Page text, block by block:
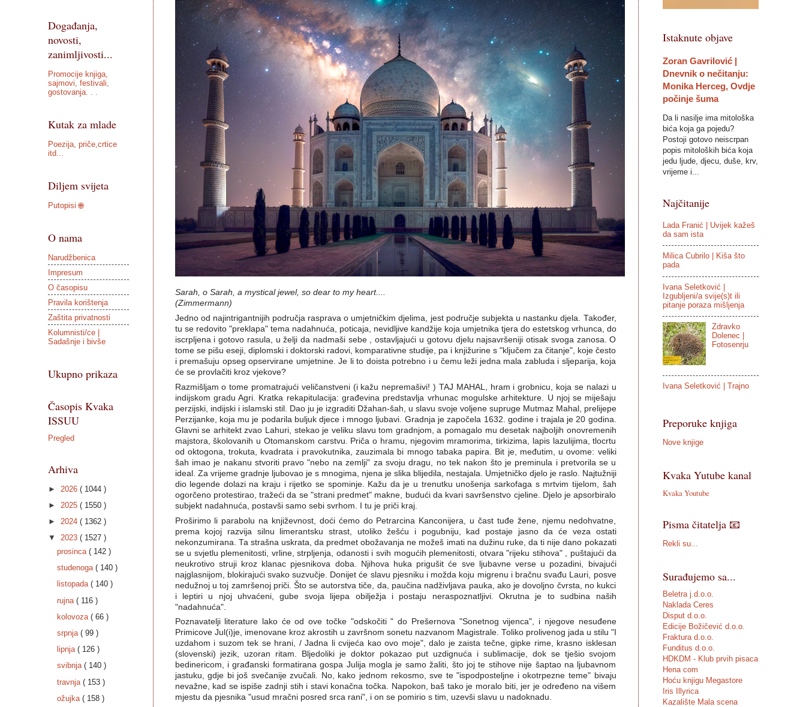
Sarah, o Sarah, a mystical jewel, so dear to my heart....
(Zimmermann)
Jedno od najintrigantnijih područja rasprava o umjetničkim djelima, jest područje subjekta u nastanku djela. Također,
tu se redovito "preklapa" tema nadahnuća, poticaja, nevidljive kandžije koja umjetnika tjera do estetskog vrhunca, do
iscrpljena i gotovo rasula, u želji da nadmaši sebe , ostavljajući u gotovu djelu najsavršeniji otisak svoga zanosa. O
tome se pišu eseji, diplomski i doktorski radovi, komparativne studije, pa i knjižurine s "ključem za čitanje", koje često
i premašuju opseg opservirane umjetnine. Je li to doista potrebno i u čemu leži jedna mala zabluda i sljeparija, koja
će se provlačiti kroz vjekove?
Razmišljam o tome promatrajući veličanstveni (i kažu nepremašivi! ) TAJ MAHAL, hram i grobnicu, koja se nalazi u
indijskom gradu Agri. Kratka rekapitulacija: građevina predstavlja vrhunac mogulske arhitekture. U njoj se miješaju
perzijski, indijski i islamski stil. Dao ju je izgraditi Džahan-šah, u slavu svoje voljene supruge Mutmaz Mahal, prelijepe
Perzijanke, koja mu je podarila buljuk djece i mnogo ljubavi. Gradnja je započela 1632. godine i trajala je 20 godina.
Glavni se arhitekt zvao Lahuri, stekao je veliku slavu tom gradnjom, a pomagalo mu desetak najboljih onovremenih
majstora, školovanih u Otomanskom carstvu. Priča o hramu, njegovim mramorima, tirkizima, lapis lazulijima, tlocrtu
od oktogona, trokuta, kvadrata i pravokutnika, zauzimala bi mnogo tabaka papira. Bit je, međutim, u ovome: veliki
šah imao je nakanu stvoriti pravo "nebo na zemlji" za svoju dragu, no tek nakon što je preminula i pretvorila se u
ideal. Za vrijeme gradnje ljubovao je s mnogima, njena je slika blijedila, nestajala. Umjetničko djelo je raslo. Najtužniji
dio legende dolazi na kraju i rijetko se spominje. Kažu da je u trenutku unošenja sarkofaga s mrtvim tijelom, šah
ogorčeno protestirao, tražeći da se "strani predmet" makne, budući da kvari savršenstvo cjeline. Djelo je apsorbiralo
subjekt nadahnuća, postavši samo sebi svrhom. I tu je priči kraj.
Proširimo li parabolu na književnost, doći ćemo do Petrarcina Kanconijera, u čast tuđe žene, njemu nedohvatne,
prema kojoj razvija silnu limerantsku strast, utoliko žešću i pogubniju, kad postaje jasno da će veza ostati
nekonzumirana. Ta strašna uskrata, da predmet obožavanja ne možeš imati na dužinu ruke, da ti nije dano pokazati
se u svjetlu plemenitosti, vrline, strpljenja, odanosti i svih mogućih plemenitosti, otvara "rijeku stihova" , puštajući da
neukrotivo struji kroz klanac pjesnikova doba. Njihova huka prigušit će sve ljubavne verse u pozadini, bivajući
najglasnijom, blokirajući svako suzvučje. Donijet će slavu pjesniku i možda koju migrenu i bračnu svađu Lauri, posve
nedužnoj u toj zamršenoj priči. Što se autorstva tiče, da, paučina nadživljava pauka, ako je dovoljno čvrsta, no kukci
i leptiri u njoj uhvaćeni, gube svoja lijepa obilježja i postaju neraspoznatljivi. Okrutna je to sudbina naših
"nadahnuća".
Poznavatelji literature lako će od ove točke "odskočiti " do Prešernova "Sonetnog vijenca", i njegove nesuđene
Primicove Jul(i)je, imenovane kroz akrostih u završnom sonetu nazvanom Magistrale. Toliko prolivenog jada u stilu "I
uzdahom i suzom tek se hrani, / Jadna li cvijeća kao ovo moje", dalo je zaista tečne, gipke rime, krasno isklesan
(slovenski) jezik, uzoran ritam. Bljedoliki je doktor pokazao put uzdignuća i sublimacije, dok se tješio svojom
bedinericom, i građanski formatirana gospa Julija mogla je samo žaliti, što joj te stihove nije šaptao na ljubavnom
jastuku, gdje bi još svečanije zvučali. No, kako jednom rekosmo, sve te "ispodposteljne i okotrpezne teme" bivaju
nevažne, kad se ispiše zadnji stih i stavi konačna točka. Napokon, baš tako je moralo biti, jer je određeno na višem
mjestu da pjesnika "usud mračni posred srca rani", i on se pomirio s tim, uzevši slavu u nadoknadu.
Događanja,
novosti,
zanimljivosti...
Promocije knjiga,
sajmovi, festivali,
gostovanja. . .
Kutak za mlade
Poezija, priče,crtice
itd...
Diljem svijeta
Putopisi 🌐
O nama
Narudžbenica
Impresum
O časopisu
Pravila korištenja
Zaštita privatnosti
Kolumnisti/ce |
Sadašnje i bivše
Ukupno prikaza
Časopis Kvaka
ISSUU
Pregled
Arhiva
► 2026 ( 1044 )
► 2025 ( 1550 )
► 2024 ( 1362 )
▼ 2023 ( 1527 )
prosinca ( 142 )
studenoga ( 140 )
listopada ( 140 )
rujna ( 116 )
kolovoza ( 66 )
srpnja ( 99 )
lipnja ( 126 )
svibnja ( 140 )
travnja ( 153 )
ožujka ( 158 )
Istaknute objave
Zoran Gavrilović |
Dnevnik o nečitanju:
Monika Herceg, Ovdje
počinje šuma
Da li nasilje ima mitološka
bića koja ga pojedu?
Postoji gotovo neiscrpan
popis mitoloških bića koja
jedu ljude, djecu, duše, krv,
vrijeme i...
Najčitanije
Lada Franić | Uvijek kažeš
da sam ista
Milica Cubrilo | Kiša što
pada
Ivana Seletković |
Izgubljeni/a svije(s)t ili
pitanje poraza mišljenja
Zdravko
Dolenec |
Fotosenrju
Ivana Seletković | Trajno
Preporuke knjiga
Nove knjige
Kvaka Yutube kanal
Kvaka Youtube
Pisma čitatelja 📧
Rekli su...
Surađujemo sa...
Beletra j.d.o.o.
Naklada Ceres
Disput d.o.o.
Edicije Božičević d.o.o.
Fraktura d.o.o.
Funditus d.o.o.
HDKDM - Klub prvih pisaca
Hena com
Hoću knjigu Megastore
Iris Illyrica
Kazalište Mala scena